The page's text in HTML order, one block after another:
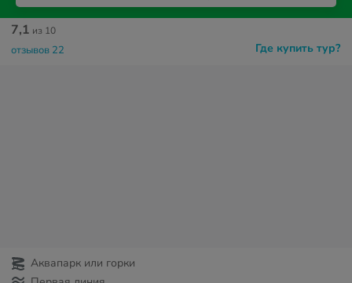
Где купить тур?
7,1 из 10
отзывов 22
Аквапарк или горки